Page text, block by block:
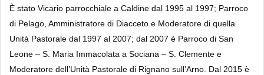
È stato Vicario parrocchiale a Caldine dal 1995 al 1997; Parroco
di Pelago, Amministratore di Diacceto e Moderatore di quella
Unità Pastorale dal 1997 al 2007; dal 2007 è Parroco di San
Leone – S. Maria Immacolata a Sociana – S. Clemente e
Moderatore dell’Unità Pastorale di Rignano sull’Arno. Dal 2015 è